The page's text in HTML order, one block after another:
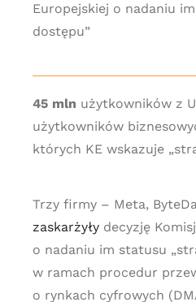
Europejskiej o nadaniu
dostępu”
45 mln użytkowników z
użytkowników
których KE wskazuje
Trzy firmy – Meta,
zaskarżyłydecyzję
o nadaniu im statusu
w ramach procedur
o rynkach cyfrowych